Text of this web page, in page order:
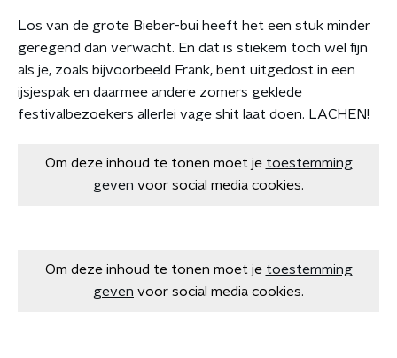
Los van de grote Bieber-bui heeft het een stuk minder
geregend dan verwacht. En dat is stiekem toch wel fijn
als je, zoals bijvoorbeeld Frank, bent uitgedost in een
ijsjespak en daarmee andere zomers geklede
festivalbezoekers allerlei vage shit laat doen. LACHEN!
Om deze inhoud te tonen moet je toestemming
geven voor social media cookies.
Om deze inhoud te tonen moet je toestemming
geven voor social media cookies.